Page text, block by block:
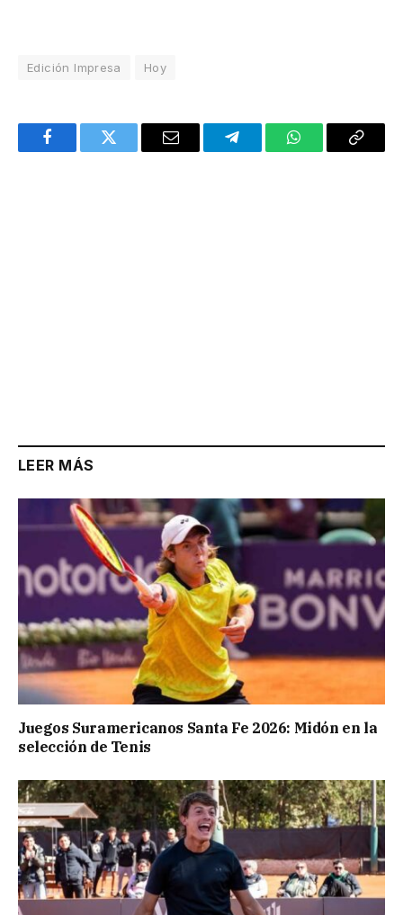
Edición Impresa Hoy
FacebookTwitter Email TelegramWhatsAppCopy
LEER MÁS
Juegos Suramericanos Santa Fe 2026: Midón en la
selección de Tenis